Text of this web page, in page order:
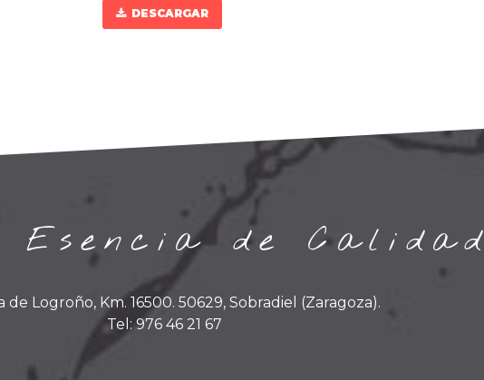
DESCARGAR
Esencia de Calidad
de Logroño, Km. 16500. 50629, Sobradiel (Zaragoza).
Tel: 976 46 21 67